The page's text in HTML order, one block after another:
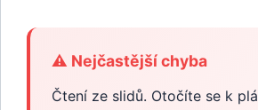
⚠️ Nejčastější chyba
Čtení ze slidů. Otočíte se k